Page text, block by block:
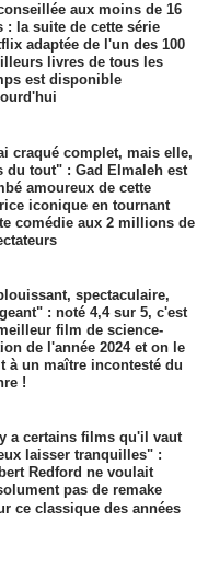
aux moins de 16
: la suite de cette série
adaptée de l'un des 100
livres de tous les
est disponible
craqué complet, mais elle,
du tout" : Gad Elmaleh est
amoureux de cette
iconique en tournant
comédie aux 2 millions de
spectaculaire,
: noté 4,4 sur 5, c'est
film de science-
de l'année 2024 et on le
à un maître incontesté du
!
a certains films qu'il vaut
laisser tranquilles" :
Redford ne voulait
pas de remake
ce classique des années